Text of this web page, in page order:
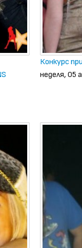
Конкурс
неделя, 05